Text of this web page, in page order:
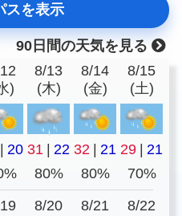
スを表示
90日間の天気を見る
)
8/13
(木)
8/14
(金)
8/15
(土)
20 31 22 32 21 29
21
80% 80% 70%
8/20
8/21
8/22